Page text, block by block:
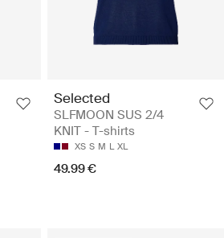
Selected
SLFMOON SUS 2/4
KNIT - T-shirts
XS S M L XL
49.99 €